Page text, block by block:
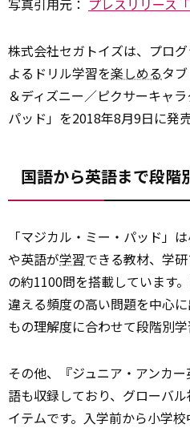
写真引用元： プレスリリース「
株式会社セガトイズは、プロ
よるドリル学習を楽しめるタ
＆ディズニー／ピクサーキャ
パッド」を2018年8月9日に発
国語から英語まで段階
「マジカル・ミー・パッド」
や英語が学習できる教材、学
の約1100問を搭載しています
違える頻度の高い問題を中心
もの理解度に合わせて段階別学
その他、『ジュニア・アンカ
語も収録しており、グローバ
イテムです。入学前から小学校